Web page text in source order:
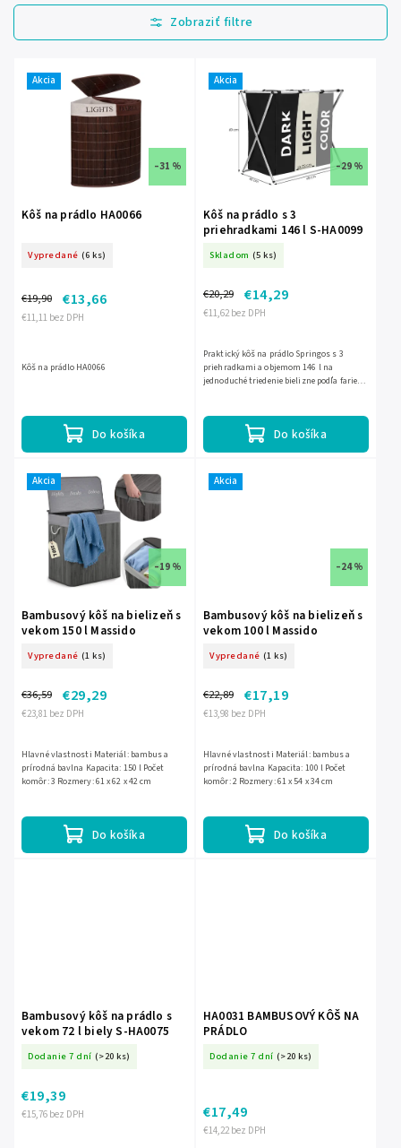
Najlacnejšie
Najdrahšie
Abecedne
Akcia
–31 %
Kôš na prádlo HA0066
Vypredané (6 ks)
€11,11 bez DPH
€19,90 €13,66
Do košíka
Kôš na prádlo HA0066
Akcia
–29 %
Kôš na prádlo s 3
priehradkami 146 l S-HA0099
Skladom (5 ks)
€11,62 bez DPH
€20,29 €14,29
Do košíka
Praktický kôš na prádlo Springos s 3
priehradkami a objemom 146 l na
jednoduché triedenie bielizne podľa farieb.
Akcia
–19 %
Bambusový kôš na bielizeň s
vekom 150 l Massido
Vypredané (1 ks)
€23,81 bez DPH
€36,59 €29,29
Do košíka
Hlavné vlastnosti Materiál: bambus a
prírodná bavlna Kapacita: 150 l Počet
komôr: 3 Rozmery: 61 x 62 x 42 cm
Akcia
–24 %
Bambusový kôš na bielizeň s
vekom 100 l Massido
Vypredané (1 ks)
€13,98 bez DPH
€22,89 €17,19
Do košíka
Hlavné vlastnosti Materiál: bambus a
prírodná bavlna Kapacita: 100 l Počet
komôr: 2 Rozmery: 61 x 54 x 34 cm
Bambusový kôš na prádlo s
vekom 72 l biely S-HA0075
Dodanie 7 dní (>20 ks)
€15,76 bez DPH
€19,39
HA0031 BAMBUSOVÝ KÔŠ NA
PRÁDLO
Dodanie 7 dní (>20 ks)
€14,22 bez DPH
€17,49